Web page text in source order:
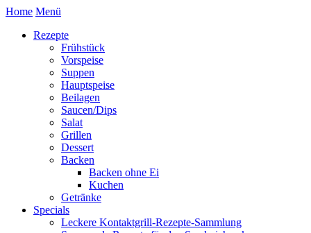
Home Menü
Rezepte
Frühstück
Vorspeise
Suppen
Hauptspeise
Beilagen
Saucen/Dips
Salat
Grillen
Dessert
Backen
Backen ohne Ei
Kuchen
Getränke
Specials
Leckere Kontaktgrill-Rezepte-Sammlung